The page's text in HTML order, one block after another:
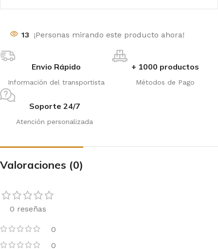
13 ¡Personas mirando este producto ahora!
Envio Rápido
Información del transportista
+ 1000 productos
Métodos de Pago
Soporte 24/7
Atención personalizada
Valoraciones (0)
0 reseñas
0
0